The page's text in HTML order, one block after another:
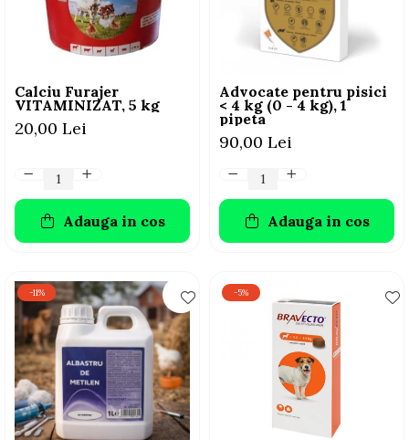
AFECTIUNI OCULARE
AFECTIUNI URINARE
IMUNITATE
AFECTIUNI OCULARE
AFECTIUNI URINARE
LAPTE PRAF
Calciu Furajer
VITAMINIZAT, 5 kg
20,00 Lei
Adauga in cos
Advocate pentru pisici
< 4 kg (0 - 4 kg), 1
pipeta
90,00 Lei
Adauga in cos
-11% -5%